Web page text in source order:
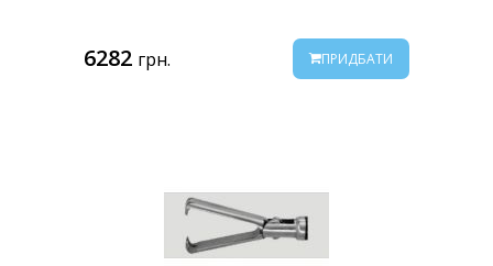
6282 грн. ПРИДБАТИ